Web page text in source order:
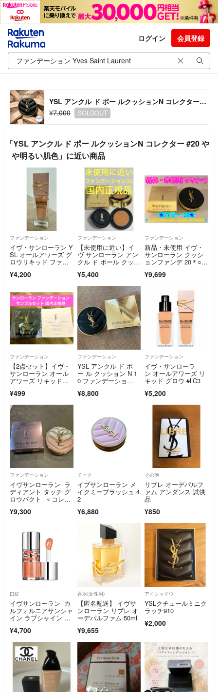
ログイン 会員登録
YSL アンクル ド ポー ルクッションN コレクター #20 やや明るい肌色
¥7,000
SOLDOUT
「YSL アンクル ド ポー ルクッションN コレクター #20 や
や明るい肌色」に近い商品
ファンデーション
イヴ・サンローラン Y
SL オールアワーズ グ
ロウリキッド ファン
¥4,200
ファンデーション
【未使用に近い】イ
ヴ サンローラン アン
クル ド ポール クッシ
¥5,400
ファンデーション
新品・未使用 イヴ・
サンローラン クッシ
ョンファンデ 20＊○毎
¥9,699
ファンデーション
【2点セット】イヴ・
サンローラン オール
アワーズ リキッドフ
¥499
ファンデーション
YSL アンクル ド ポ
ー ル クッション N 1
0 ファンデーショ
¥8,800
ファンデーション
イヴ・サンローラ
ン オールアワーズ リ
キッド グロウ #LC3
¥5,200
ファンデーション
イヴサンローラン ラ
ディアント タッチ グ
ロウパクト ＜コレク
ジ）
¥9,300
チーク
イブサンローラン メ
イクミーブラッシュ 4
2
¥6,880
その他
リブレ オーデパルフ
ァム アンダンス 試供
品
¥850
口紅
イヴサンローラン カ
ルフォルニアサンシャ
イン ラブシャイン キ
¥4,700
香水(女性用)
【匿名配送】 イヴサ
ンローラン リブレ オ
ーデパルファム 50ml
¥9,655
アイシャドウ
YSLクチュールミニク
ラッチ910
¥2,000